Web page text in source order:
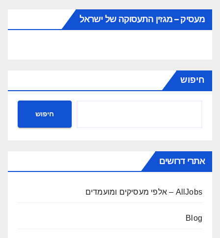
מעסיק – מגזין התעסוקה של ישראל
חיפוש
חיפוש
אתרי דרושים
AllJobs – אלפי מעסיקים ומועמדים
Blog